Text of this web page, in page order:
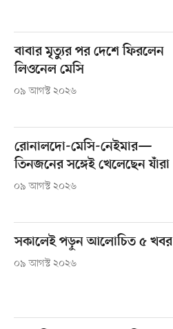
বাবার মৃত্যুর পর দেশে ফিরলেন
লিওনেল মেসি
০৯ আগস্ট ২০২৬
রোনালদো-মেসি-নেইমার—
তিনজনের সঙ্গেই খেলেছেন যাঁরা
০৯ আগস্ট ২০২৬
সকালেই পড়ুন আলোচিত ৫ খবর
০৯ আগস্ট ২০২৬